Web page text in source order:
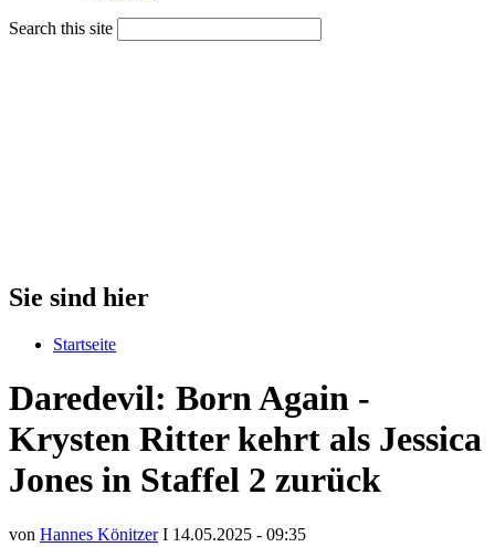
Search this site
Sie sind hier
Startseite
Daredevil: Born Again -
Krysten Ritter kehrt als Jessica
Jones in Staffel 2 zurück
von Hannes KönitzerI 14.05.2025 - 09:35